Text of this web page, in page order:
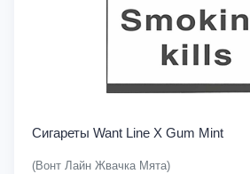
Сигареты Want Line X Gum Mint
(Вонт Лайн Жвачка Мята)